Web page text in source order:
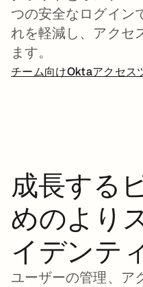
つの安全なログイン
れを軽減し、アクセ
ます。
チーム向けOktaアクセス
成長する
めのより
イデンテ
ユーザーの管理、ア